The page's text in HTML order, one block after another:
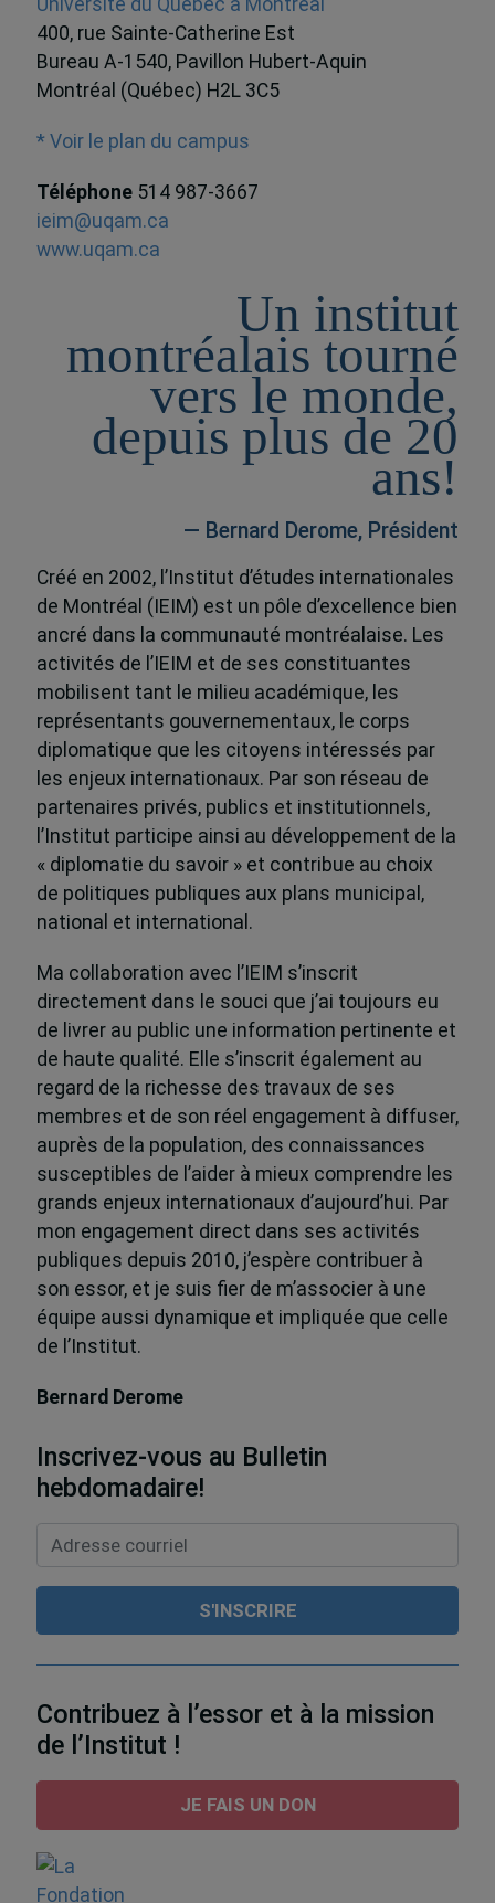
Université du Québec à Montréal
400, rue Sainte-Catherine Est
Bureau A-1540, Pavillon Hubert-Aquin
Montréal (Québec) H2L 3C5
* Voir le plan du campus
Téléphone 514 987-3667
ieim@uqam.ca
www.uqam.ca
Un institut
montréalais tourné
vers le monde,
depuis plus de 20
ans!
— Bernard Derome, Président
Créé en 2002, l’Institut d’études internationales
de Montréal (IEIM) est un pôle d’excellence bien
ancré dans la communauté montréalaise. Les
activités de l’IEIM et de ses constituantes
mobilisent tant le milieu académique, les
représentants gouvernementaux, le corps
diplomatique que les citoyens intéressés par
les enjeux internationaux. Par son réseau de
partenaires privés, publics et institutionnels,
l’Institut participe ainsi au développement de la
« diplomatie du savoir » et contribue au choix
de politiques publiques aux plans municipal,
national et international.
Ma collaboration avec l’IEIM s’inscrit
directement dans le souci que j’ai toujours eu
de livrer au public une information pertinente et
de haute qualité. Elle s’inscrit également au
regard de la richesse des travaux de ses
membres et de son réel engagement à diffuser,
auprès de la population, des connaissances
susceptibles de l’aider à mieux comprendre les
grands enjeux internationaux d’aujourd’hui. Par
mon engagement direct dans ses activités
publiques depuis 2010, j’espère contribuer à
son essor, et je suis fier de m’associer à une
équipe aussi dynamique et impliquée que celle
de l’Institut.
Bernard Derome
Inscrivez-vous au Bulletin
hebdomadaire!
Contribuez à l’essor et à la mission
de l’Institut !
JE FAIS UN DON